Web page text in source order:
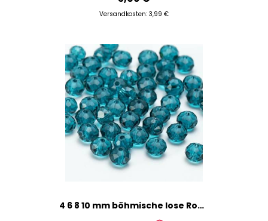
Versandkosten: 3,99 €
4 6 8 10 mm böhmische lose Rondelle-Kristallperlen zur Schmuckherstellung, DIY-Handarbeit, AB-Farben, Spacer, facettierte Glasperlen – BZ1200-09-6 mm – 90 Stück